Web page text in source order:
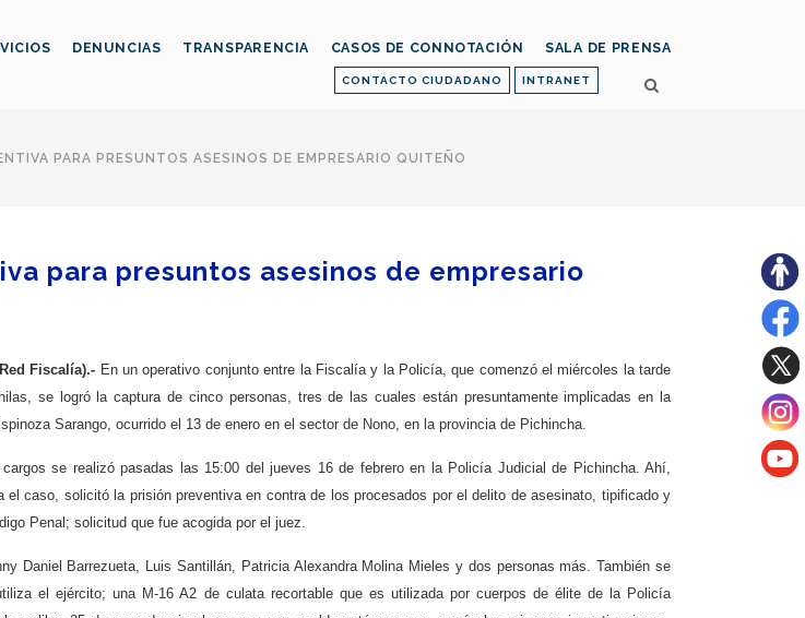
CONTACTO CIUDADANO INTRANET
DENUNCIAS TRANSPARENCIA CASOS DE CONNOTACIÓN SALA DE PRENSA
PARA PRESUNTOS ASESINOS DE EMPRESARIO QUITEÑO
para presuntos asesinos de empresario
Fiscalía).- En un operativo conjunto entre la Fiscalía y la Policía, que comenzó el miércoles la tarde
se logró la captura de cinco personas, tres de las cuales están presuntamente implicadas en la
Sarango, ocurrido el 13 de enero en el sector de Nono, en la provincia de Pichincha.
se realizó pasadas las 15:00 del jueves 16 de febrero en la Policía Judicial de Pichincha. Ahí,
el caso, solicitó la prisión preventiva en contra de los procesados por el delito de asesinato, tipificado y
Penal; solicitud que fue acogida por el juez.
Daniel Barrezueta, Luis Santillán, Patricia Alexandra Molina Mieles y dos personas más. También se
el ejército; una M-16 A2 de culata recortable que es utilizada por cuerpos de élite de la Policía